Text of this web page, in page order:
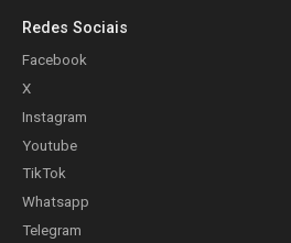
Redes Sociais
Facebook
X
Instagram
Youtube
TikTok
Whatsapp
Telegram